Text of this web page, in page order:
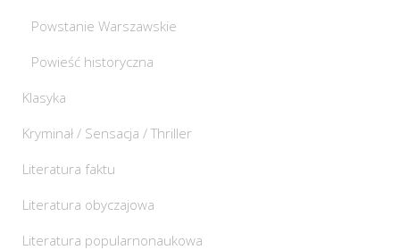
Powstanie Warszawskie
Powieść historyczna
Klasyka
Kryminał / Sensacja / Thriller
Literatura faktu
Literatura obyczajowa
Literatura popularnonaukowa